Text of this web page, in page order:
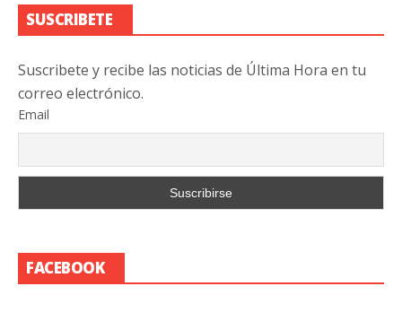
SUSCRIBETE
Suscribete y recibe las noticias de Última Hora en tu
correo electrónico.
Email
FACEBOOK